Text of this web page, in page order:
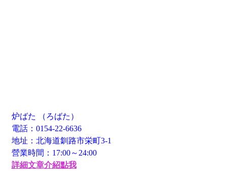
炉ばた （ろばた）
電話：0154-22-6636
地址：北海道釧路市栄町3-1
營業時間：17:00～24:00
詳細文章介紹點我